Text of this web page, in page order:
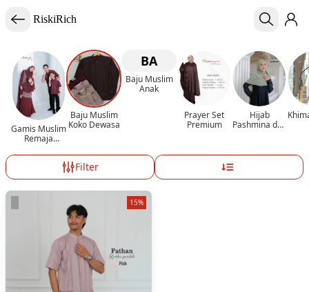
RiskiRich
Gamis Muslim
Remaja
Baju Muslim
Koko Dewasa
BA
Baju Muslim
Anak
Prayer Set
Premium
Hijab
Pashmina dan
Filter
15%